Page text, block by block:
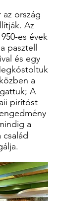
ország
Az
es évek
pasztell
és egy
a
A
pirítóst
a
család